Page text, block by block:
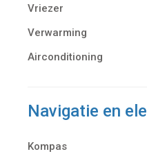
Vriezer
Verwarming
Airconditioning
Navigatie en
Kompas